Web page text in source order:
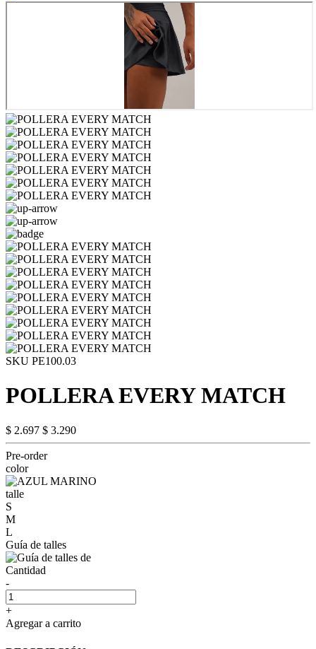
SKU PE100.03
POLLERA EVERY MATCH
$ 2.697 $ 3.290
Pre-order
color
talle
S
M
L
Guía de talles
Cantidad
-
+
Agregar a carrito